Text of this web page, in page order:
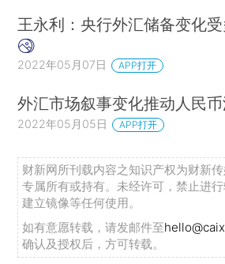
王永利：央行外汇储备变化
2022年05月07日 APP打开
外汇市场叙事变化推动人民
2022年05月05日 APP打开
财新网所刊载内容之知识产权为财新
专属所有或持有。未经许可，禁止进
建立镜像等任何使用。
如有意愿转载，请发邮件至
确认及授权后，方可转载。